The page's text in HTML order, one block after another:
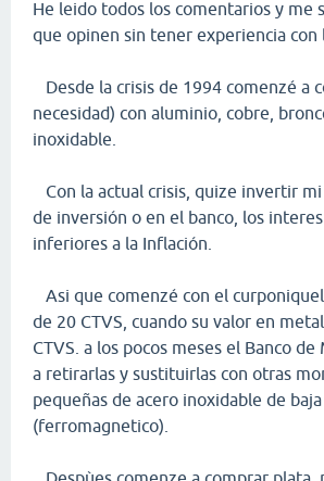
He leido todos los comentarios y me
que opinen sin tener experiencia con
Desde la crisis de 1994 comenzé a
necesidad) con aluminio, cobre,
inoxidable.
Con la actual crisis, quize invertir mi
de inversión o en el banco, los
inferiores a la Inflación.
Asi que comenzé con el
de 20 CTVS, cuando su valor en
CTVS. a los pocos meses el Banco
a retirarlas y sustituirlas con otras
pequeñas de acero inoxidable de
(ferromagnetico).